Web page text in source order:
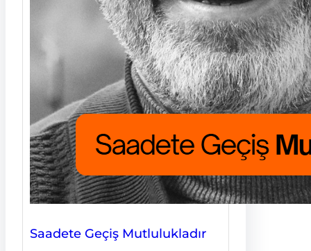
Saadete Geçiş Mutlulukladır